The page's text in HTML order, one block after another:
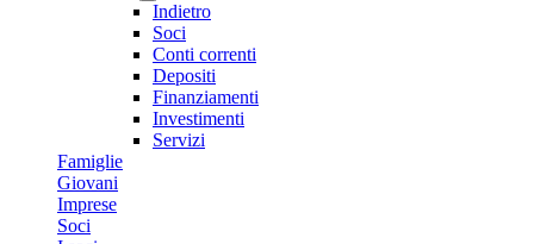
Indietro
Soci
Conti correnti
Depositi
Finanziamenti
Investimenti
Servizi
Famiglie
Giovani
Imprese
Soci